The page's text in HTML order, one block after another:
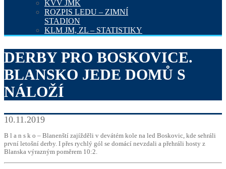
KVV JMK
ROZPIS LEDU – ZIMNÍ
STADION
KLM JM, ZL – STATISTIKY
DERBY PRO BOSKOVICE.
BLANSKO JEDE DOMŮ S
NÁLOŽÍ
10.11.2019
B l a n s k o – Blanenští zajížděli v devátém kole na led Boskovic, kde sehráli
první letošní derby. I přes rychlý gól se domácí nevzdali a přehráli hosty z
Blanska výrazným poměrem 10:2.